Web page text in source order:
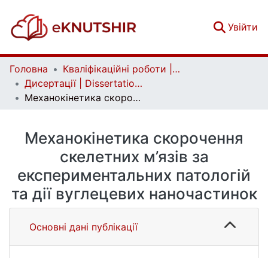
Увійти
Головна
Кваліфікаційні роботи | Qualifying works
Дисертації | Dissertations
Механокінетика скорочення скелетних м’язів за експериментальних патологій та дії вуглецевих наночастинок
Механокінетика скорочення
скелетних м’язів за
експериментальних патологій
та дії вуглецевих наночастинок
Основні дані публікації